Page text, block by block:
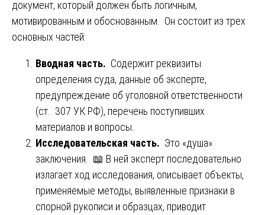
документ, который должен быть логичным,
мотивированным и обоснованным. Он состоит из трех
основных частей:
Вводная часть. Содержит реквизиты
определения суда, данные об эксперте,
предупреждение об уголовной ответственности
(ст. 307 УК РФ), перечень поступивших
материалов и вопросы.
Исследовательская часть. Это «душа»
заключения. 📖 В ней эксперт последовательно
излагает ход исследования, описывает объекты,
применяемые методы, выявленные признаки в
спорной рукописи и образцах, приводит